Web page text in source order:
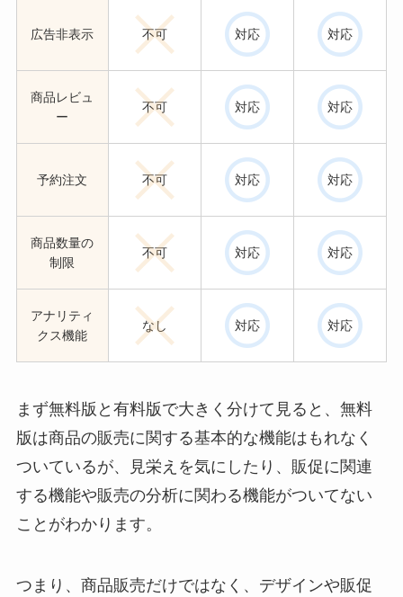
広告非表示 不可 対応 対応
商品レビュ
ー
不可 対応 対応
予約注文 不可 対応 対応
商品数量の
制限
不可 対応 対応
アナリティ
クス機能
なし 対応 対応
まず無料版と有料版で大きく分けて見ると、無料
版は商品の販売に関する基本的な機能はもれなく
ついているが、見栄えを気にしたり、販促に関連
する機能や販売の分析に関わる機能がついてない
ことがわかります。
つまり、商品販売だけではなく、デザインや販促